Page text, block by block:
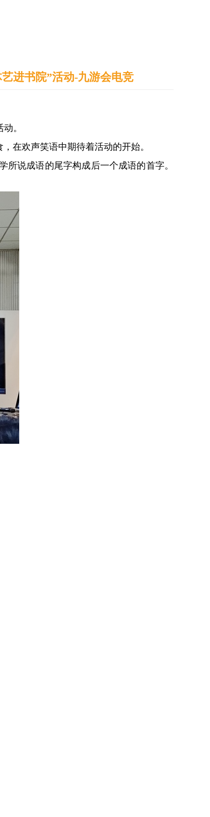
进书院”活动-九游会电竞
。
在欢声笑语中期待着活动的开始。
说成语的尾字构成后一个成语的首字。